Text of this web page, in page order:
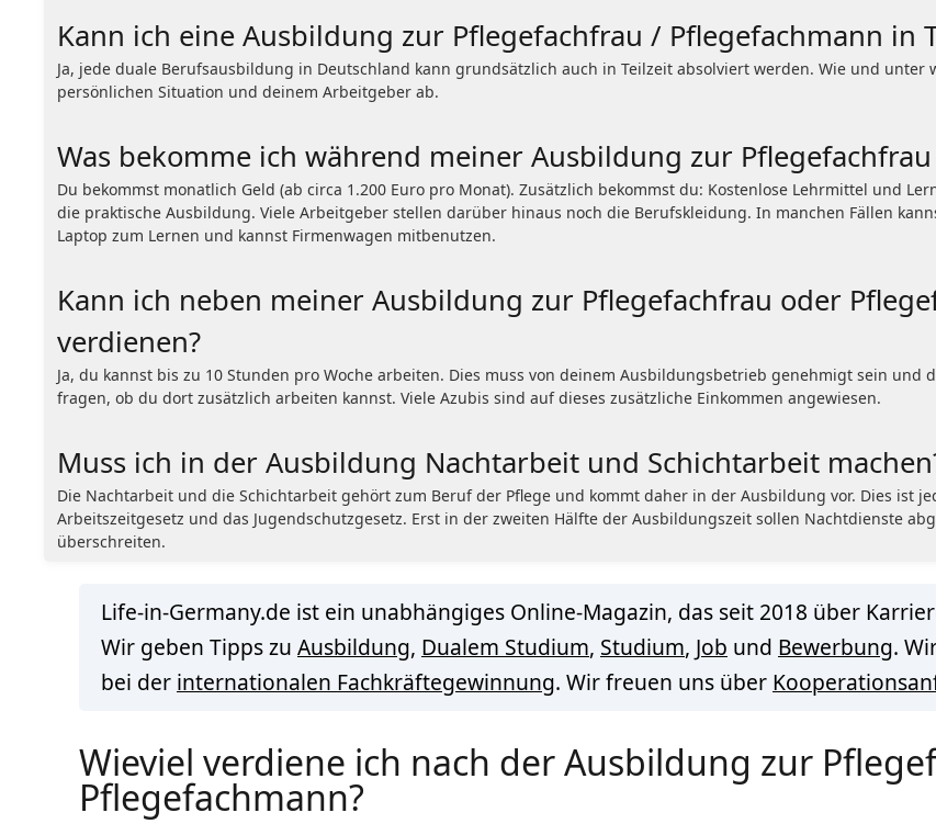
Kann ich eine Ausbildung zur Pflegefachfrau / Pflegefachmann in
Ja, jede duale Berufsausbildung in Deutschland kann grundsätzlich auch in Teilzeit absolviert werden. Wie und
persönlichen Situation und deinem Arbeitgeber ab.
Was bekomme ich während meiner Ausbildung zur
Du bekommst monatlich Geld (ab circa 1.200 Euro pro Monat). Zusätzlich bekommst du: Kostenlose Lehrmittel und
die praktische Ausbildung. Viele Arbeitgeber stellen darüber hinaus noch die Berufskleidung. In manchen Fällen
Laptop zum Lernen und kannst Firmenwagen mitbenutzen.
Kann ich neben meiner Ausbildung zur Pflegefachfrau oder
verdienen?
Ja, du kannst bis zu 10 Stunden pro Woche arbeiten. Dies muss von deinem Ausbildungsbetrieb genehmigt sein
fragen, ob du dort zusätzlich arbeiten kannst. Viele Azubis sind auf dieses zusätzliche Einkommen angewiesen.
Muss ich in der Ausbildung Nachtarbeit und Schichtarbeit
Die Nachtarbeit und die Schichtarbeit gehört zum Beruf der Pflege und kommt daher in der Ausbildung vor. Dies ist
Arbeitszeitgesetz und das Jugendschutzgesetz. Erst in der zweiten Hälfte der Ausbildungszeit sollen Nachtdienste
überschreiten.
Life-in-Germany.de ist ein unabhängiges Online-Magazin, das seit 2018 über
Wir geben Tipps zu Ausbildung, Dualem Studium, Studium, Job und Bewerbung.
bei der internationalen Fachkräftegewinnung. Wir freuen uns über
Wieviel verdiene ich nach der Ausbildung zur
Pflegefachmann?